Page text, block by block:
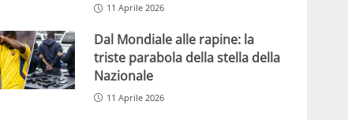
11 Aprile 2026
Dal Mondiale alle rapine: la
triste parabola della stella della
Nazionale
11 Aprile 2026